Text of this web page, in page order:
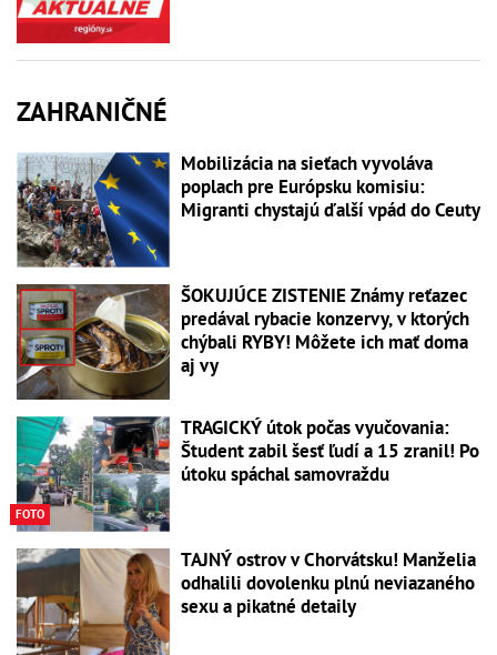
ZAHRANIČNÉ
Mobilizácia na sieťach vyvoláva
poplach pre Európsku komisiu:
Migranti chystajú ďalší vpád do Ceuty
ŠOKUJÚCE ZISTENIE Známy reťazec
predával rybacie konzervy, v ktorých
chýbali RYBY! Môžete ich mať doma
aj vy
FOTO
TRAGICKÝ útok počas vyučovania:
Študent zabil šesť ľudí a 15 zranil! Po
útoku spáchal samovraždu
TAJNÝ ostrov v Chorvátsku! Manželia
odhalili dovolenku plnú neviazaného
sexu a pikatné detaily